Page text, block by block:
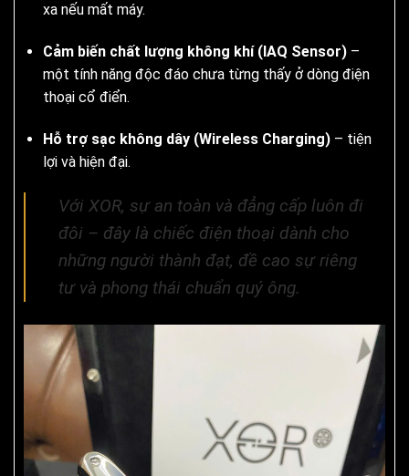
xa nếu mất máy.
Cảm biến chất lượng không khí (IAQ Sensor)–
một tính năng độc đáo chưa từng thấy ở dòng điện
thoại cổ điển.
Hỗ trợ sạc không dây (Wireless Charging)– tiện
lợi và hiện đại.
Với XOR, sự an toàn và đẳng cấp luôn đi
đôi – đây là chiếc điện thoại dành cho
những người thành đạt, đề cao sự riêng
tư và phong thái chuẩn quý ông.